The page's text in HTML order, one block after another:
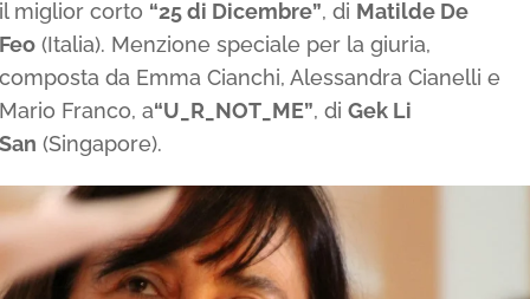
il miglior corto “25 di Dicembre”, di Matilde De
Feo (Italia). Menzione speciale per la giuria,
composta da Emma Cianchi, Alessandra Cianelli e
Mario Franco, a“U_R_NOT_ME”, di Gek Li
San (Singapore).